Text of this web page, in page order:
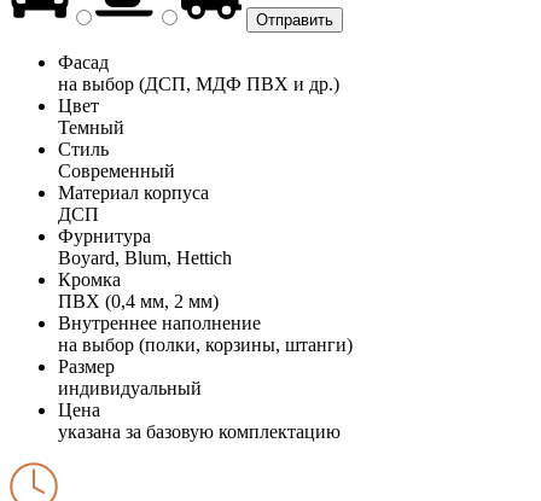
Фасад
на выбор (ДСП, МДФ ПВХ и др.)
Цвет
Темный
Стиль
Современный
Материал корпуса
ДСП
Фурнитура
Boyard, Blum, Hettich
Кромка
ПВХ (0,4 мм, 2 мм)
Внутреннее наполнение
на выбор (полки, корзины, штанги)
Размер
индивидуальный
Цена
указана за базовую комплектацию